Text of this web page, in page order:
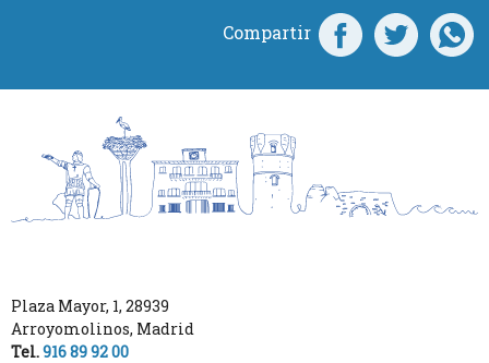
Compartir
Plaza Mayor, 1, 28939
Arroyomolinos, Madrid
Tel.916 89 92 00